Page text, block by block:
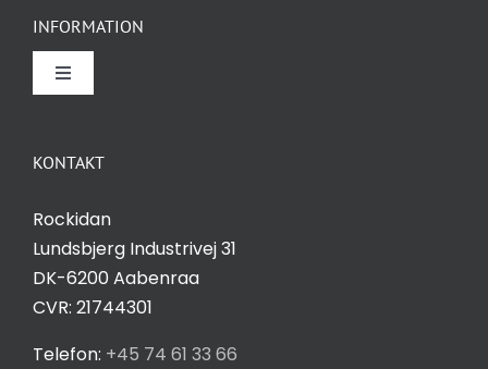
KONTAKT
Rockidan
Lundsbjerg Industrivej 31
DK-6200 Aabenraa
CVR: 21744301
Telefon: +45 74 61 33 66
INFORMATION
Toggle
Salgs- og leveringsbetingelser
Privatlivspolitik